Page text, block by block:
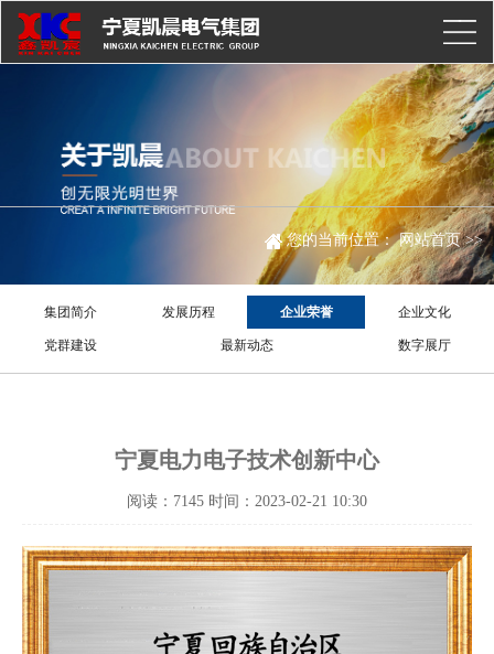
您的当前位置：网站首页>>
集团简介 发展历程 企业荣誉 企业文化
党群建设 最新动态 数字展厅
宁夏电力电子技术创新中心
阅读：7145 时间：2023-02-21 10:30